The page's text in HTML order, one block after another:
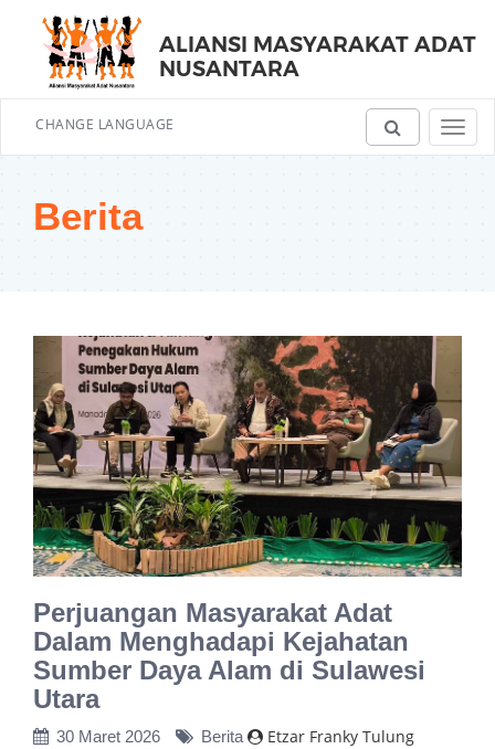
ALIANSI MASYARAKAT ADAT
NUSANTARA
CHANGE LANGUAGE
Berita
Perjuangan Masyarakat Adat
Dalam Menghadapi Kejahatan
Sumber Daya Alam di Sulawesi
Utara
30 Maret 2026 Berita Etzar Franky Tulung